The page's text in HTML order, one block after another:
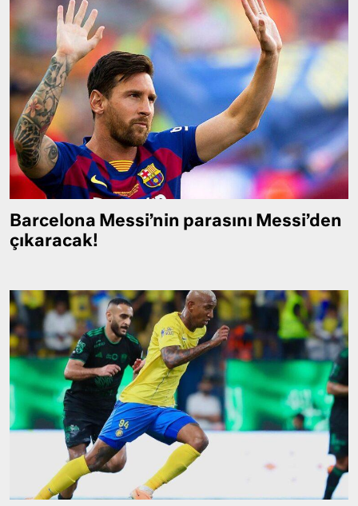
Barcelona Messi’nin parasını Messi’den
çıkaracak!